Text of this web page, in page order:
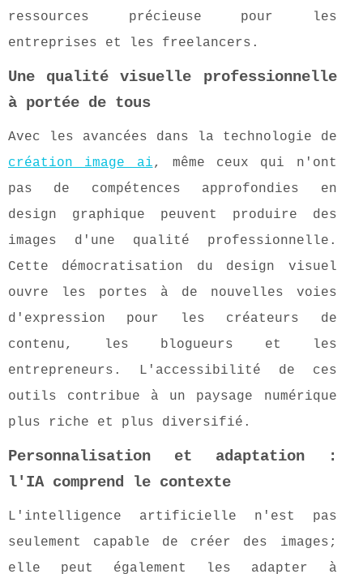
ressources précieuse pour les
entreprises et les freelancers.
Une qualité visuelle professionnelle
à portée de tous
Avec les avancées dans la technologie de
création image ai, même ceux qui n'ont
pas de compétences approfondies en
design graphique peuvent produire des
images d'une qualité professionnelle.
Cette démocratisation du design visuel
ouvre les portes à de nouvelles voies
d'expression pour les créateurs de
contenu, les blogueurs et les
entrepreneurs. L'accessibilité de ces
outils contribue à un paysage numérique
plus riche et plus diversifié.
Personnalisation et adaptation :
l'IA comprend le contexte
L'intelligence artificielle n'est pas
seulement capable de créer des images;
elle peut également les adapter à